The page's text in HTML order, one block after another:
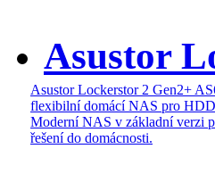
Asustor
Asustor Lockerstor 2 Gen2+
flexibilní domácí NAS pro
Moderní NAS v základní verzi
řešení do domácnosti.